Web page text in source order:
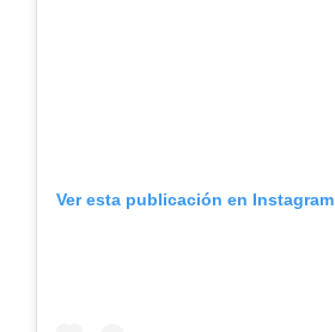
Ver esta publicación en Instagram